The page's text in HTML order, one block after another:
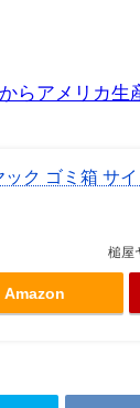
らアメリカ生
ック ゴミ箱 サ
槌屋
Amazon